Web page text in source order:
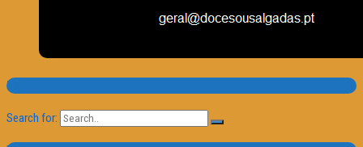
Pesquisa
Search for: